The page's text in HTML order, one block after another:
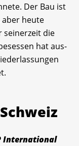
Der Bau ist
aber heute
seinerzeit die
hat aus­
­International